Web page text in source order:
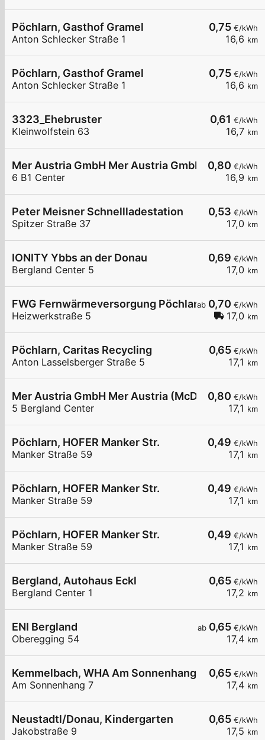
0,75 €/kWh
16,6 km
Pöchlarn, Gasthof Gramel
Anton Schlecker Straße 1
0,75 €/kWh
16,6 km
Pöchlarn, Gasthof Gramel
Anton Schlecker Straße 1
0,61 €/kWh
16,7 km
3323_Ehebruster
Kleinwolfstein 63
0,80 €/kWh
16,9 km
Mer Austria GmbH Mer Austria GmbH - Ybbs - B1
6 B1 Center
0,53 €/kWh
17,0 km
Peter Meisner Schnellladestation
Spitzer Straße 37
0,69 €/kWh
17,0 km
IONITY Ybbs an der Donau
Bergland Center 5
ab 0,70 €/kWh
17,0 km
FWG Fernwärmeversorgung Pöchlarn
Heizwerkstraße 5
0,65 €/kWh
17,1 km
Pöchlarn, Caritas Recycling
Anton Lasselsberger Straße 5
0,80 €/kWh
17,1 km
Mer Austria GmbH Mer Austria (McD) - Ybbs -
5 Bergland Center
0,49 €/kWh
17,1 km
Pöchlarn, HOFER Manker Str.
Manker Straße 59
0,49 €/kWh
17,1 km
Pöchlarn, HOFER Manker Str.
Manker Straße 59
0,49 €/kWh
17,1 km
Pöchlarn, HOFER Manker Str.
Manker Straße 59
0,65 €/kWh
17,2 km
Bergland, Autohaus Eckl
Bergland Center 1
ab 0,65 €/kWh
17,4 km
ENI Bergland
Oberegging 54
0,65 €/kWh
17,4 km
Kemmelbach, WHA Am Sonnenhang
Am Sonnenhang 7
0,65 €/kWh
17,5 km
Neustadtl/Donau, Kindergarten
Jakobstraße 9